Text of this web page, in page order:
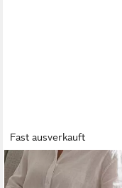
Fast ausverkauft
EN.CASA
Satztisch,